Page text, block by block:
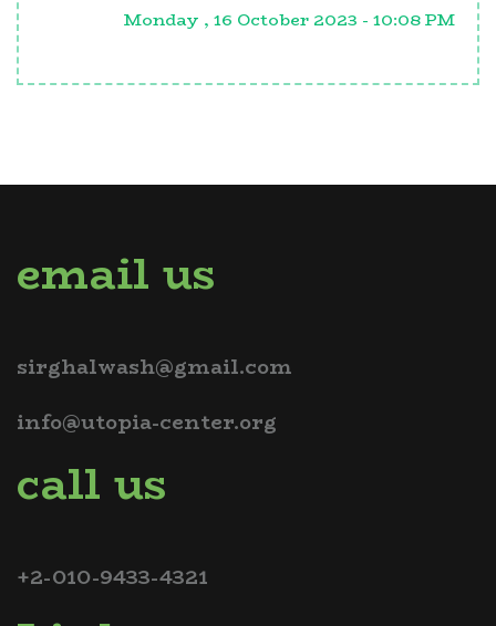
Monday , 16 October 2023 - 10:08 PM
email us
sirghalwash@gmail.com
info@utopia-center.org
call us
+2-010-9433-4321